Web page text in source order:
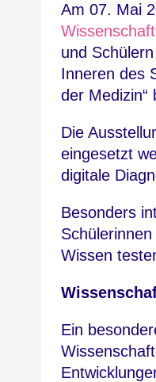
Am 07. Mai
Wissenschaft
und
Inneren des
der Medizin“
Die
eingesetzt
digitale
Besonders
Wissen
Ein